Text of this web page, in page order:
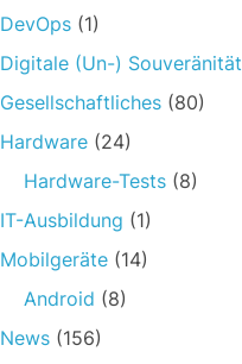
DevOps (1)
Digitale (Un-) Souveränität
Gesellschaftliches (80)
Hardware (24)
Hardware-Tests (8)
IT-Ausbildung (1)
Mobilgeräte (14)
Android (8)
News (156)